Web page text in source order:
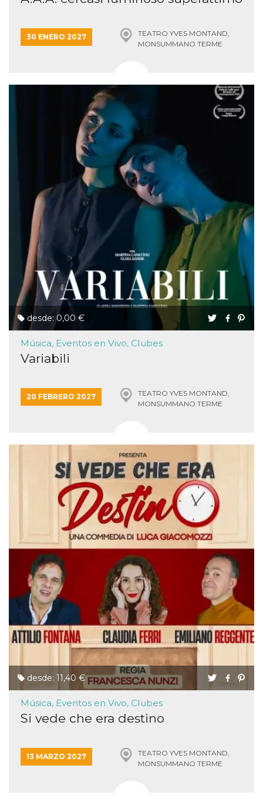
30 ENERO 2027
TEATRO YVES MONTAND,
MONSUMMANO TERME
desde: 0,00 €
Música, Eventos en Vivo, Clubes
Variabili
20 FEBRERO 2027
TEATRO YVES MONTAND,
MONSUMMANO TERME
desde: 11,40 €
Música, Eventos en Vivo, Clubes
Si vede che era destino
13 MARZO 2027
TEATRO YVES MONTAND,
MONSUMMANO TERME